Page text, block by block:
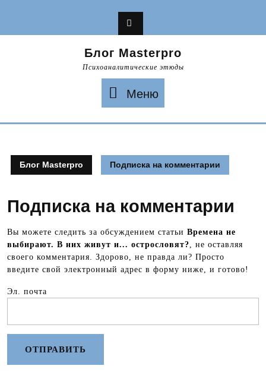
Блог Masterpro
Психоаналитические этюды
Меню
Блог Masterpro Подписка на комментарии
Подписка на комментарии
Вы можете следить за обсуждением статьи Времена не
выбирают. В них живут и... острословят?, не оставляя
своего комментария. Здорово, не правда ли? Просто
введите свой электронный адрес в форму ниже, и готово!
Эл. почта